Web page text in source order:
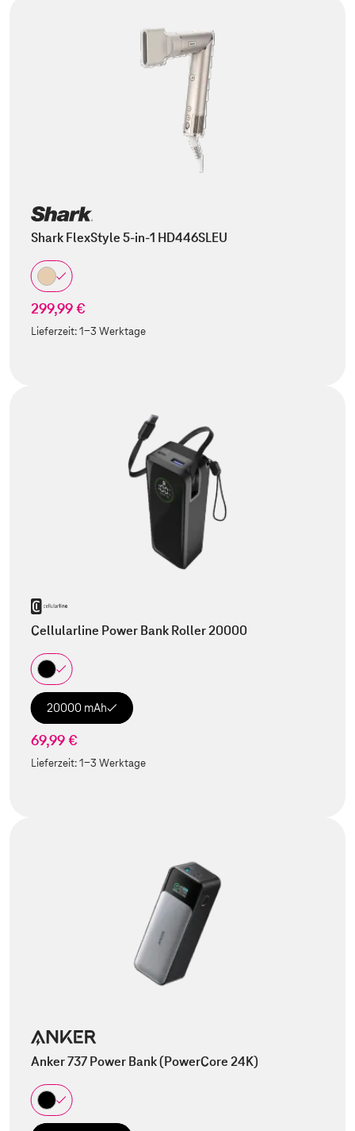
Shark FlexStyle 5-in-1 HD446SLEU
299,99 €
Lieferzeit:1-3 Werktage
Cellularline Power Bank Roller 20000
20000 mAh
69,99 €
Lieferzeit:1-3 Werktage
Anker 737 Power Bank (PowerCore 24K)